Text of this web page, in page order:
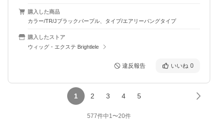
購入した商品
カラー/TR/Jブラックパープル、タイプ/エアリーバングタイプ
購入したストア
ウィッグ・エクステ Brightlele
違反報告 いいね 0
1 2 3 4 5
577件中1〜20件